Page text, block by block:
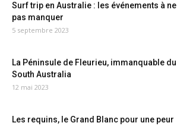
Surf trip en Australie : les événements à ne
pas manquer
5 septembre 2023
La Péninsule de Fleurieu, immanquable du
South Australia
12 mai 2023
Les requins, le Grand Blanc pour une peur